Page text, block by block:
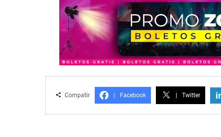
Compatir Facebook Twitter